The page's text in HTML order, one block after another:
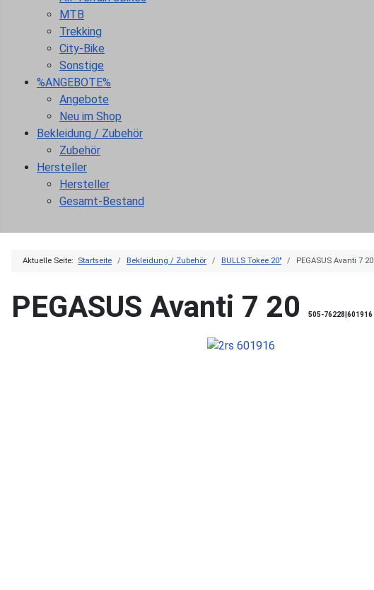
MTB
Trekking
City-Bike
Sonstige
%ANGEBOTE%
Angebote
Neu im Shop
Bekleidung / Zubehör
Zubehör
Hersteller
Hersteller
Gesamt-Bestand
Aktuelle Seite: Startseite Bekleidung / Zubehör BULLS Tokee 20" PEGASUS Avanti 7 20
PEGASUS Avanti 7 20 505-76228|601916